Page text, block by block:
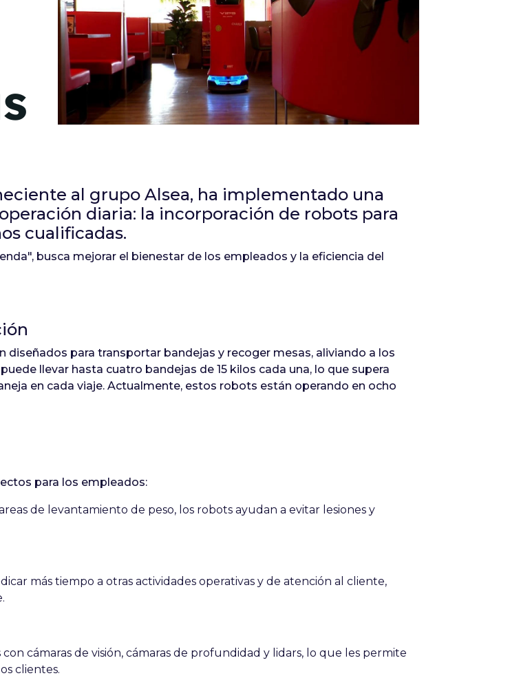
Madrid 2026 2 -
de octubre
Castilla-La Mancha
2026 -
22 de octubre
VER MÁS
Infórmate
al grupo Alsea, ha implementado una
diaria: la incorporación de robots para
cualificadas.
busca mejorar el bienestar de los empleados y la eficiencia del
para transportar bandejas y recoger mesas, aliviando a los
llevar hasta cuatro bandejas de 15 kilos cada una, lo que supera
en cada viaje. Actualmente, estos robots están operando en ocho
para los empleados:
de levantamiento de peso, los robots ayudan a evitar lesiones y
más tiempo a otras actividades operativas y de atención al cliente,
cámaras de visión, cámaras de profundidad y lidars, lo que les permite
clientes.